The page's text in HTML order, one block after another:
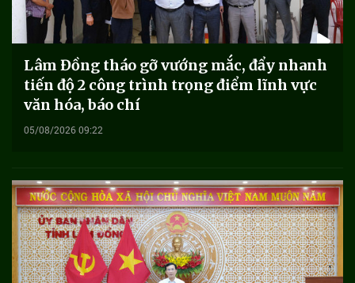
Lâm Đồng tháo gỡ vướng mắc, đẩy nhanh
tiến độ 2 công trình trọng điểm lĩnh vực
văn hóa, báo chí
05/08/2026 09:22